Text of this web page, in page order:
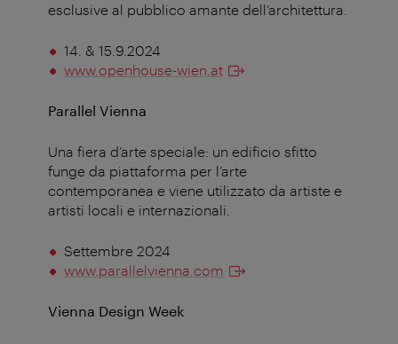
esclusive al pubblico amante dell’architettura.
14. & 15.9.2024
www.openhouse-wien.at
Parallel Vienna
Una fiera d’arte speciale: un edificio sfitto
funge da piattaforma per l’arte
contemporanea e viene utilizzato da artiste e
artisti locali e internazionali.
Settembre 2024
www.parallelvienna.com
Vienna Design Week